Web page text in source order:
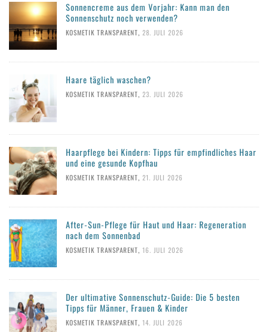
Sonnencreme aus dem Vorjahr: Kann man den
Sonnenschutz noch verwenden?
KOSMETIK TRANSPARENT, 28. JULI 2026
Haare täglich waschen?
KOSMETIK TRANSPARENT, 23. JULI 2026
Haarpflege bei Kindern: Tipps für empfindliches Haar
und eine gesunde Kopfhau
KOSMETIK TRANSPARENT, 21. JULI 2026
After-Sun-Pflege für Haut und Haar: Regeneration
nach dem Sonnenbad
KOSMETIK TRANSPARENT, 16. JULI 2026
Der ultimative Sonnenschutz-Guide: Die 5 besten
Tipps für Männer, Frauen & Kinder
KOSMETIK TRANSPARENT, 14. JULI 2026